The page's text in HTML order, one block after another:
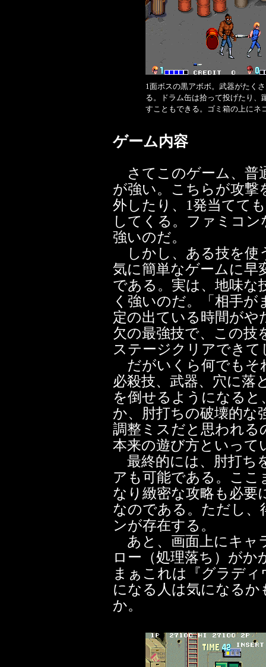
1面ボスの黒アボボ。武器がたく
る。ドラム缶は拾って投げたり、
すこともできる。ゴミ箱の上にネ
ゲーム内容
さてこのゲーム、普
が強い。こちらが攻撃
外したり、1発当てて
してくる。ファミコ
強いのだ。
しかし、ある技を使
気に簡単なゲームに早
である。実は、地味な
く強いのだ。「相手
定の出ている時間がや
欠の最強技で、この技
ステージクリアでき
だがいくら何でもそ
必殺技、武器、穴に落
を倒せるようになる
か、肘打ちの破壊的な
調整ミスだと思われる
本来の遊び方といって
最終的には、肘打ち
アも可能である。こ
なり緻密な攻略も必要
なのである。ただし、
ンが存在する。
あと、画面上にキャ
ロー（処理落ち）がか
まぁこれは『グラデ
になる人は気になる
か。